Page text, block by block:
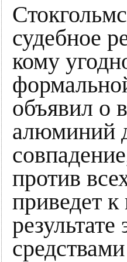
судебное
кому
объявил о
алюминий
против
приведет